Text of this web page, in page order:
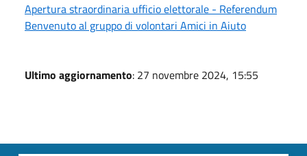
Apertura straordinaria ufficio elettorale - Referendum
Benvenuto al gruppo di volontari Amici in Aiuto
Ultimo aggiornamento: 27 novembre 2024, 15:55